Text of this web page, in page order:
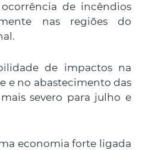
de incêndios
nas regiões do
de impactos na
e no abastecimento das
severo para julho e
economia forte ligada